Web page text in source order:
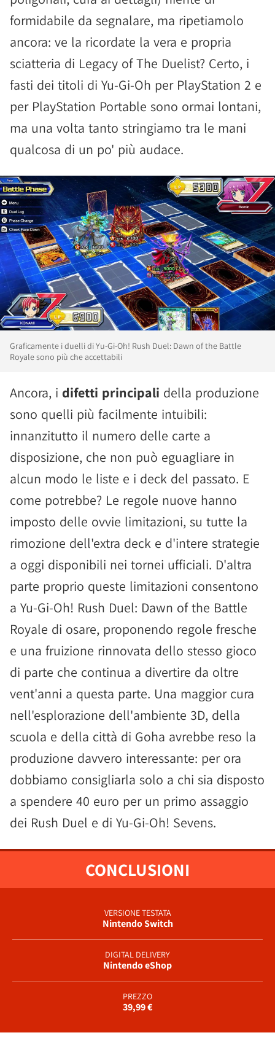
formidabile da segnalare, ma ripetiamolo
ancora: ve la ricordate la vera e propria
sciatteria di Legacy of The Duelist? Certo, i
fasti dei titoli di Yu-Gi-Oh per PlayStation 2 e
per PlayStation Portable sono ormai lontani,
ma una volta tanto stringiamo tra le mani
qualcosa di un po' più audace.
Graficamente i duelli di Yu-Gi-Oh! Rush Duel: Dawn of the Battle
Royale sono più che accettabili
Ancora, i difetti principali della produzione
sono quelli più facilmente intuibili:
innanzitutto il numero delle carte a
disposizione, che non può eguagliare in
alcun modo le liste e i deck del passato. E
come potrebbe? Le regole nuove hanno
imposto delle ovvie limitazioni, su tutte la
rimozione dell'extra deck e d'intere strategie
a oggi disponibili nei tornei ufficiali. D'altra
parte proprio queste limitazioni consentono
a Yu-Gi-Oh! Rush Duel: Dawn of the Battle
Royale di osare, proponendo regole fresche
e una fruizione rinnovata dello stesso gioco
di parte che continua a divertire da oltre
vent'anni a questa parte. Una maggior cura
nell'esplorazione dell'ambiente 3D, della
scuola e della città di Goha avrebbe reso la
produzione davvero interessante: per ora
dobbiamo consigliarla solo a chi sia disposto
a spendere 40 euro per un primo assaggio
dei Rush Duel e di Yu-Gi-Oh! Sevens.
CONCLUSIONI
VERSIONE TESTATA
Nintendo Switch
DIGITAL DELIVERY
Nintendo eShop
PREZZO
39,99 €